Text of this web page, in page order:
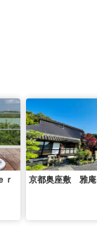
京都奥座敷 雅庵